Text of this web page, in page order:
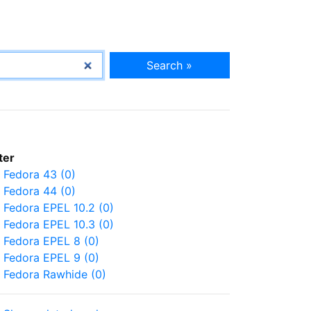
Search »
Fedora 43 (0)
Fedora 44 (0)
Fedora EPEL 10.2 (0)
Fedora EPEL 10.3 (0)
Fedora EPEL 8 (0)
Fedora EPEL 9 (0)
Fedora Rawhide (0)